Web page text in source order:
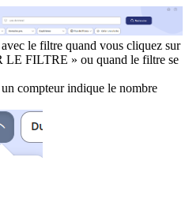
le filtre quand vous cliquez sur
FILTRE » ou quand le filtre se
compteur indique le nombre